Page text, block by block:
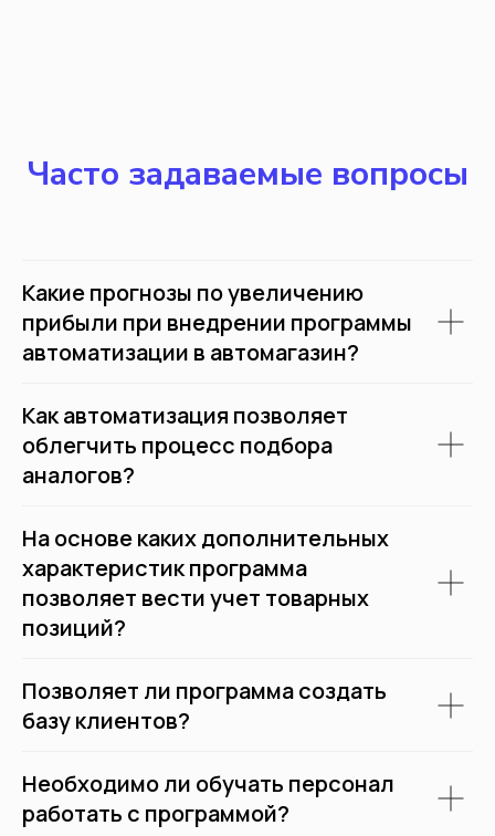
Анализирует
Часто задаваемые вопросы
Какие прогнозы по увеличению
прибыли при внедрении программы
автоматизации в автомагазин?
Как автоматизация позволяет
облегчить процесс подбора
аналогов?
На основе каких дополнительных
характеристик программа
позволяет вести учет товарных
позиций?
Позволяет ли программа создать
базу клиентов?
Необходимо ли обучать персонал
работать с программой?